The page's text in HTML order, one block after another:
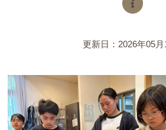
通年コース
週末コース
更新日：2026年05月